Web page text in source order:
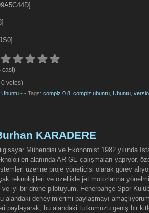
cast)
votes)
Ubuntu • • Tags: compiz 0.8 compiz ubuntu Ubuntu
KARADERE
Mühendisi ve Ekonomist 1982 yılında
alanında AR-GE çalışmaları yapıyor,
üzerine proje yöneticisi olarak görev
teknolojileri ve özellikle jet motorlarına
ve iyi bir drone pilotuyum. Fenerbahçe Spor
alandaki deneyimlerimi paylaşmayı
paylaşarak, bu alandaki tutkumuzu geniş bir